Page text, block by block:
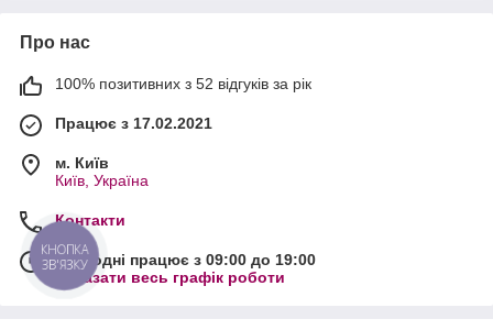
Про нас
100% позитивних з 52 відгуків за рік
Працює з 17.02.2021
м. Київ
Київ, Україна
Контакти
Сьогодні працює з 09:00 до 19:00
Показати весь графік роботи
КНОПКА
ЗВ'ЯЗКУ